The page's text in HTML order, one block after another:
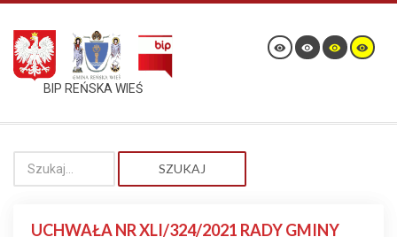
BIP REŃSKA WIEŚ
SZUKAJ
UCHWAŁA NR XLI/324/2021 RADY GMINY